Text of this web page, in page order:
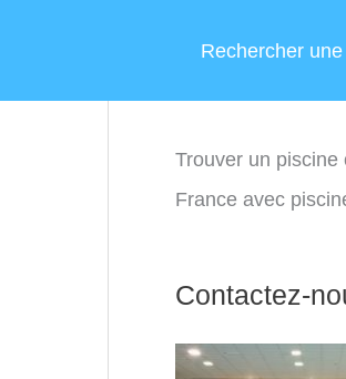
Rechercher
Trouver un piscine
France avec
Contactez-